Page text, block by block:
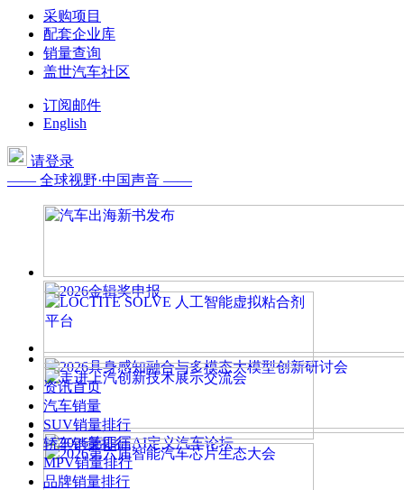
采购项目
配套企业库
销量查询
盖世汽车社区
订阅邮件
English
请登录
—— 全球视野·中国声音 ——
资讯首页
汽车销量
SUV销量排行
轿车销量排行
MPV销量排行
品牌销量排行